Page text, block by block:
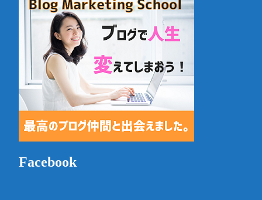
Facebook